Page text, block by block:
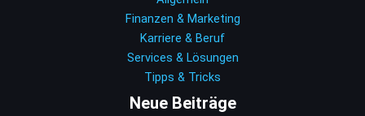
Finanzen & Marketing
Karriere & Beruf
Services & Lösungen
Tipps & Tricks
Neue Beiträge